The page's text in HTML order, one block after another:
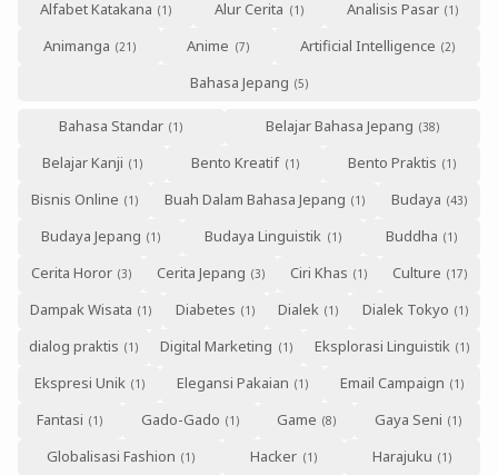
Alfabet Katakana
Alur Cerita
Analisis Pasar
Animanga
Anime
Artificial Intelligence
Bahasa Jepang
Bahasa Standar
Belajar Bahasa Jepang
Belajar Kanji
Bento Kreatif
Bento Praktis
Bisnis Online
Buah Dalam Bahasa Jepang
Budaya
Budaya Jepang
Budaya Linguistik
Buddha
Cerita Horor
Cerita Jepang Ciri Khas
Culture
Dampak Wisata
Diabetes Dialek
Dialek Tokyo
dialog praktis
Digital Marketing
Eksplorasi Linguistik
Ekspresi Unik
Elegansi Pakaian
Email Campaign
Fantasi
Gado-Gado Game
Gaya Seni
Globalisasi Fashion
Hacker
Harajuku